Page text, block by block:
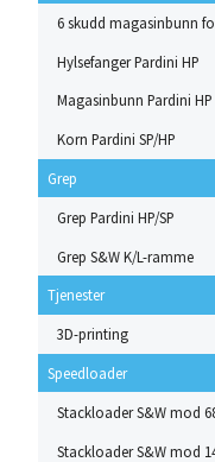
6 skudd magasinbunn
Hylsefanger Pardini HP
Magasinbunn Pardini HP
Korn Pardini SP/HP
Grep
Grep Pardini HP/SP
Grep S&W K/L-ramme
Tjenester
3D-printing
Speedloader
Stackloader S&W mod
Stackloader S&W mod